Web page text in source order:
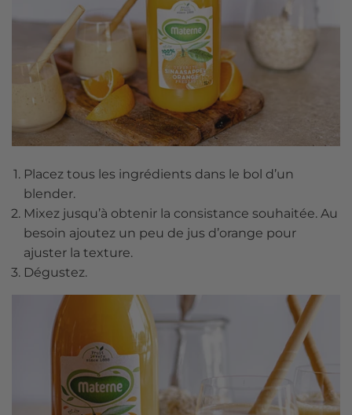
Placez tous les ingrédients dans le bol d’un
blender.
Mixez jusqu’à obtenir la consistance souhaitée. Au
besoin ajoutez un peu de jus d’orange pour
ajuster la texture.
Dégustez.